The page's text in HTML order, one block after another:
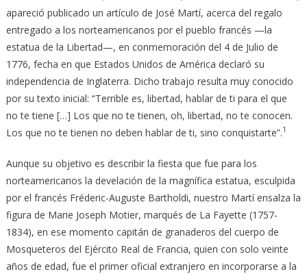
apareció publicado un artículo de José Martí, acerca del regalo
entregado a los norteamericanos por el pueblo francés —la
estatua de la Libertad—, en conmemoración del 4 de Julio de
1776, fecha en que Estados Unidos de América declaró su
independencia de Inglaterra. Dicho trabajo resulta muy conocido
por su texto inicial: “Terrible es, libertad, hablar de ti para el que
no te tiene […] Los que no te tienen, oh, libertad, no te conocen.
Los que no te tienen no deben hablar de ti, sino conquistarte”.1
Aunque su objetivo es describir la fiesta que fue para los
norteamericanos la develación de la magnífica estatua, esculpida
por el francés Fréderic-Auguste Bartholdi, nuestro Martí ensalza la
figura de Marie Joseph Motier, marqués de La Fayette (1757-
1834), en ese momento capitán de granaderos del cuerpo de
Mosqueteros del Ejército Real de Francia, quien con solo veinte
años de edad, fue el primer oficial extranjero en incorporarse a la